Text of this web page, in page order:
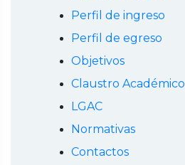
Perfil de ingreso
Perfil de egreso
Objetivos
Claustro Académico
LGAC
Normativas
Contactos